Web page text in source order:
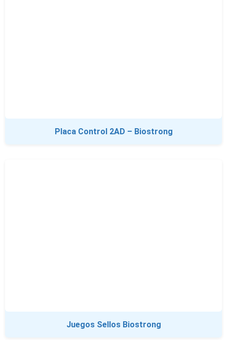
Placa Control 2AD – Biostrong
Juegos Sellos Biostrong